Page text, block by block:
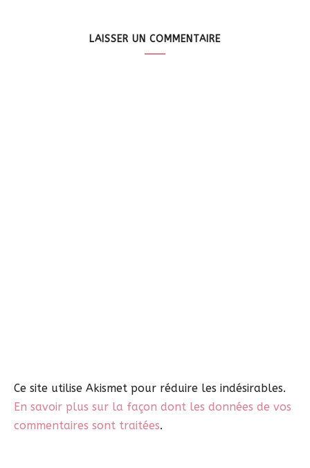
LAISSER UN COMMENTAIRE
Ce site utilise Akismet pour réduire les indésirables.
En savoir plus sur la façon dont les données de vos
commentaires sont traitées.